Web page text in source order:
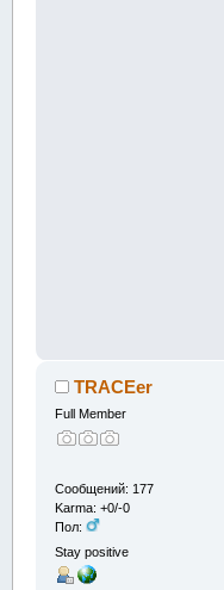
TRACEer
Full Member
Сообщений: 177
Karma: +0/-0
Пол:
Stay positive